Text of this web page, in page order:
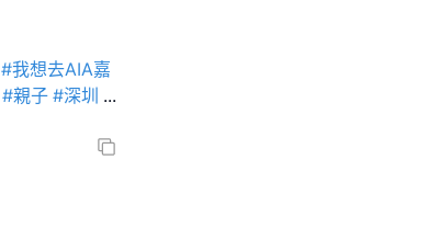
#我想去AIA嘉
#親子 #深圳 ...